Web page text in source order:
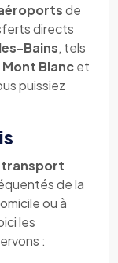
de
directs
Bains, tels
Blancet
puissiez
transport
de la
ou à
les
: